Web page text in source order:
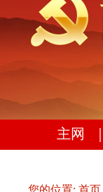
主网
您的位置: 首页